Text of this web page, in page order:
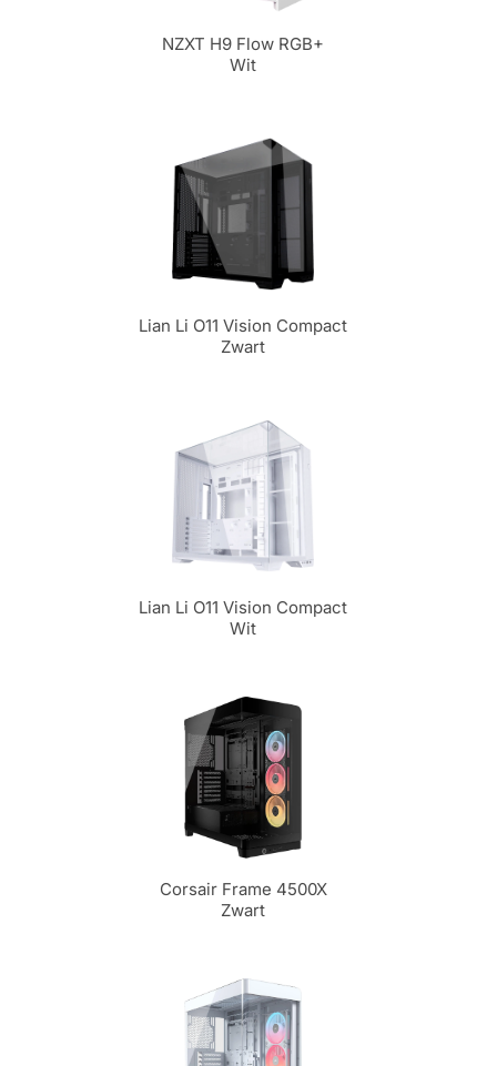
NZXT H9 Flow RGB+
Wit
Lian Li O11 Vision Compact
Zwart
Lian Li O11 Vision Compact
Wit
Corsair Frame 4500X
Zwart